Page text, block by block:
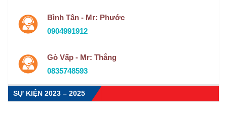
Bình Tân - Mr: Phước
0904991912
Gò Vấp - Mr: Thắng
0835748593
SỰ KIỆN 2023 – 2025